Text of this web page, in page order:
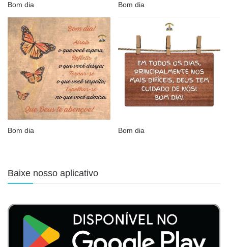
Bom dia Bom dia
Bom dia Bom dia
Baixe nosso aplicativo